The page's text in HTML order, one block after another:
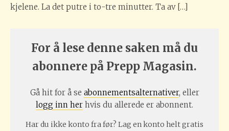
kjelene. La det putre i to-tre minutter. Ta av […]
For å lese denne saken må du
abonnere på Prepp Magasin.
Gå hit for å se abonnementsalternativer, eller
logg inn her hvis du allerede er abonnent.
Har du ikke konto fra før? Lag en konto helt gratis